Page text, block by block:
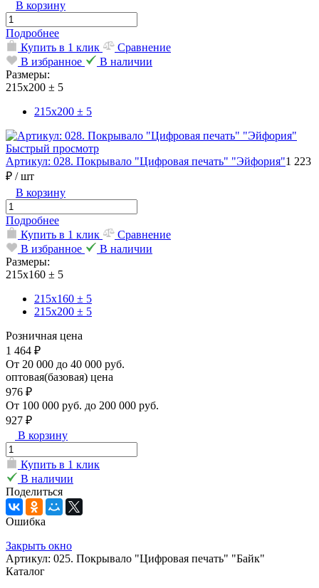
В корзину
Подробнее
Купить в 1 клик
Сравнение
В избранное
В наличии
Размеры:
215х200 ± 5
215х200 ± 5
Быстрый просмотр
Артикул: 028. Покрывало "Цифровая печать" "Эйфория"1 223
₽ / шт
В корзину
Подробнее
Купить в 1 клик
Сравнение
В избранное
В наличии
Размеры:
215х160 ± 5
215х160 ± 5
215х200 ± 5
Розничная цена
1 464 ₽
От 20 000 до 40 000 руб.
оптовая(базовая) цена
976 ₽
От 100 000 руб. до 200 000 руб.
927 ₽
В корзину
Купить в 1 клик
В наличии
Поделиться
Ошибка
Закрыть окно
Артикул: 025. Покрывало "Цифровая печать" "Байк"
Каталог